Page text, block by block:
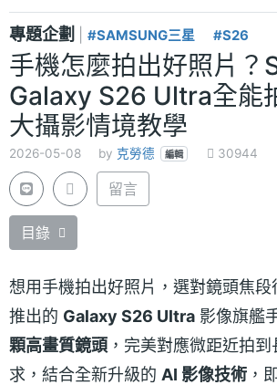
專題企劃 #SAMSUNG三星 #S26
手機怎麼拍出好照片？
Galaxy S26 Ultra全能
大攝影情境教學
2026-05-08 by 克勞德 編輯 30944
留言
目錄
想用手機拍出好照片，選對鏡頭焦
推出的 Galaxy S26 Ultra 影像旗艦
顆高畫質鏡頭 ，完美對應微距近拍
求，結合全新升級的 AI 影像技術 ，